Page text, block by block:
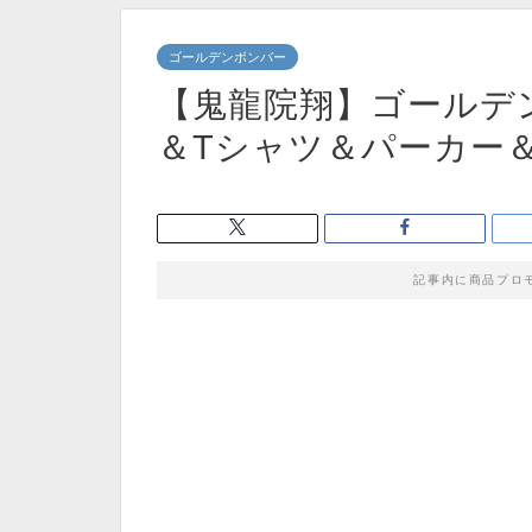
ゴールデンボンバー
【鬼龍院翔】ゴール
＆Tシャツ＆パーカー
記事内に商品プロ